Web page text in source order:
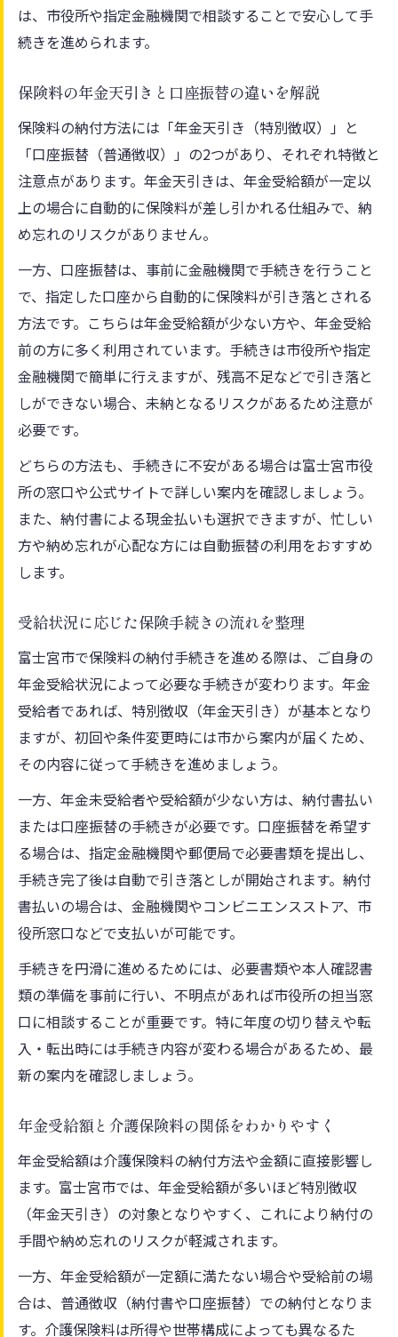
は、市役所や指定金融機関で相談することで安心して手
続きを進められます。
保険料の年金天引きと口座振替の違いを解説
保険料の納付方法には「年金天引き（特別徴収）」と
「口座振替（普通徴収）」の2つがあり、それぞれ特徴と
注意点があります。年金天引きは、年金受給額が一定以
上の場合に自動的に保険料が差し引かれる仕組みで、納
め忘れのリスクがありません。
一方、口座振替は、事前に金融機関で手続きを行うこと
で、指定した口座から自動的に保険料が引き落とされる
方法です。こちらは年金受給額が少ない方や、年金受給
前の方に多く利用されています。手続きは市役所や指定
金融機関で簡単に行えますが、残高不足などで引き落と
しができない場合、未納となるリスクがあるため注意が
必要です。
どちらの方法も、手続きに不安がある場合は富士宮市役
所の窓口や公式サイトで詳しい案内を確認しましょう。
また、納付書による現金払いも選択できますが、忙しい
方や納め忘れが心配な方には自動振替の利用をおすすめ
します。
受給状況に応じた保険手続きの流れを整理
富士宮市で保険料の納付手続きを進める際は、ご自身の
年金受給状況によって必要な手続きが変わります。年金
受給者であれば、特別徴収（年金天引き）が基本となり
ますが、初回や条件変更時には市から案内が届くため、
その内容に従って手続きを進めましょう。
一方、年金未受給者や受給額が少ない方は、納付書払い
または口座振替の手続きが必要です。口座振替を希望す
る場合は、指定金融機関や郵便局で必要書類を提出し、
手続き完了後は自動で引き落としが開始されます。納付
書払いの場合は、金融機関やコンビニエンスストア、市
役所窓口などで支払いが可能です。
手続きを円滑に進めるためには、必要書類や本人確認書
類の準備を事前に行い、不明点があれば市役所の担当窓
口に相談することが重要です。特に年度の切り替えや転
入・転出時には手続き内容が変わる場合があるため、最
新の案内を確認しましょう。
年金受給額と介護保険料の関係をわかりやすく
年金受給額は介護保険料の納付方法や金額に直接影響し
ます。富士宮市では、年金受給額が多いほど特別徴収
（年金天引き）の対象となりやすく、これにより納付の
手間や納め忘れのリスクが軽減されます。
一方、年金受給額が一定額に満たない場合や受給前の場
合は、普通徴収（納付書や口座振替）での納付となりま
す。介護保険料は所得や世帯構成によっても異なるた